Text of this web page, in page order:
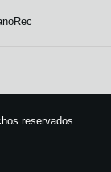
reservados